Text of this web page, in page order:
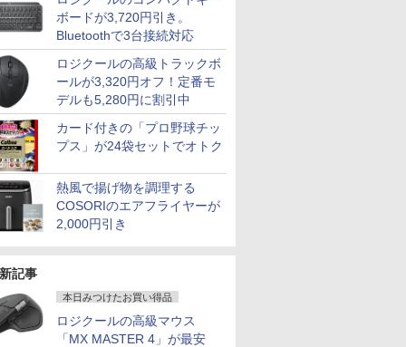
ボードが3,720円引き。
Bluetoothで3台接続対応
ロジクールの高級トラックボ
ールが3,320円オフ！定番モ
デルも5,280円に割引中
カード付きの「プロ野球チッ
プス」が24袋セットでオトク
熱風で揚げ物を調理する
COSORIのエアフライヤーが
2,000円引き
記事
本日みつけたお買い得品
ロジクールの高級マウス
「MX MASTER 4」が最安